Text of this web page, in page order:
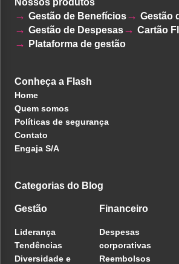
Gestão de Benefícios
Gestão
Gestão de Despesas
Cartão
Plataforma de gestão
Conheça a Flash
Home
Quem somos
Políticas de segurança
Contato
Engaja S/A
Categorias do Blog
Gestão
Liderança
Tendências
Diversidade e
Financeiro
Despesas
corporativas
Reembolsos